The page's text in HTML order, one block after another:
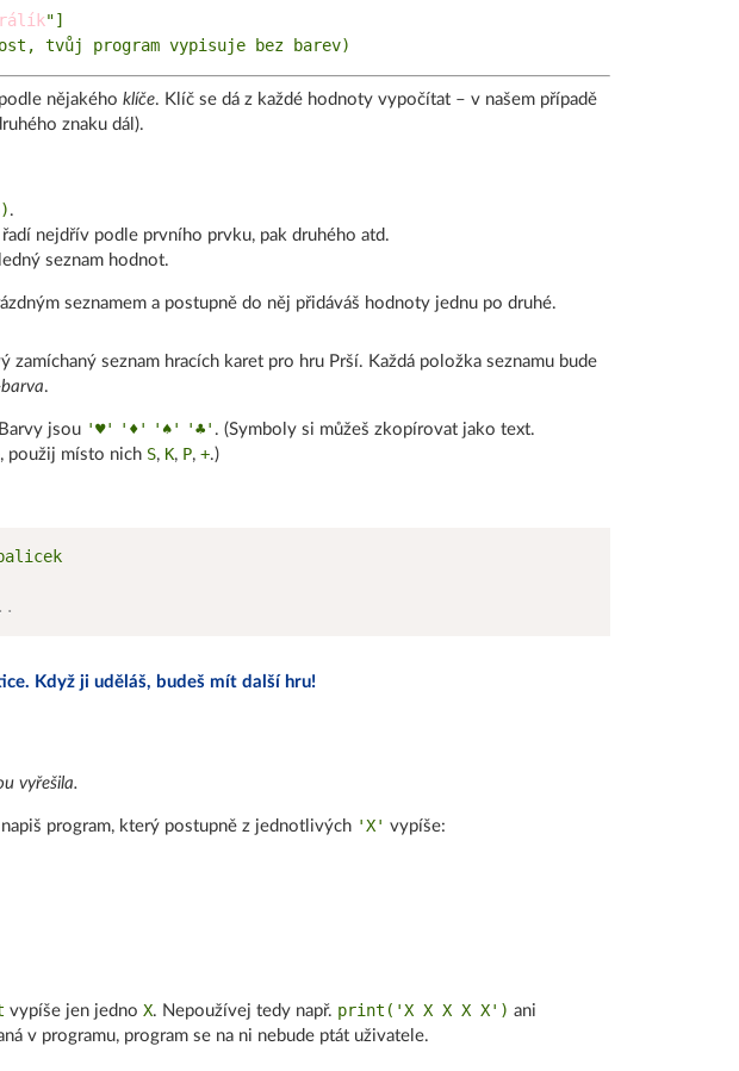
"]
nějakého klíče. Klíč se dá z každé hodnoty vypočítat – v našem případě
znaku dál).
.
nejdřív podle prvního prvku, pak druhého atd.
seznam hodnot.
seznamem a postupně do něj přidáváš hodnoty jednu po druhé.
zamíchaný seznam hracích karet pro hru Prší. Každá položka seznamu bude
.
jsou '♥' '♦' '♠' '♣' . (Symboly si můžeš zkopírovat jako text.
použij místo nich S, K, P, +.)
vytvor_balicek
. .
Když ji uděláš, budeš mít další hru!
vyřešila.
napiš program, který postupně z jednotlivých 'X' vypíše:
vypíše jen jedno X. Nepoužívej tedy např. print('X X X X X') ani
v programu, program se na ni nebude ptát uživatele.